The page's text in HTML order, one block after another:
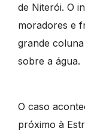
de Niterói. O
moradores e
grande
sobre a água.
O caso
próximo à